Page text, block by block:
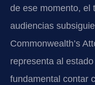
de ese momento, el
audiencias
Commonwealth’s
representa al
fundamental contar